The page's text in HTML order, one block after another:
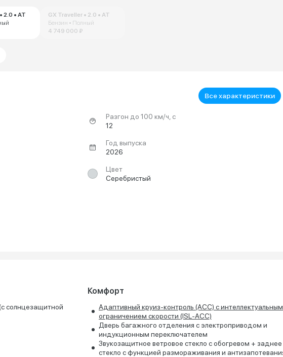
2.0 • AT
GX Traveller • 2.0 • AT
Бензин • Полный
4 749 000 ₽
Все характеристики
Разгон до 100 км/ч, с
12
Год выпуска
2026
Цвет
Серебристый
солнцезащитной
Комфорт
Адаптивный круиз-контроль (ACC) с интеллектуальным
ограничением скорости (ISL-ACC)
Дверь багажного отделения с электроприводом и
индукционным переключателем
Звукозащитное ветровое стекло с обогревом + заднее
стекло с функцией размораживания и